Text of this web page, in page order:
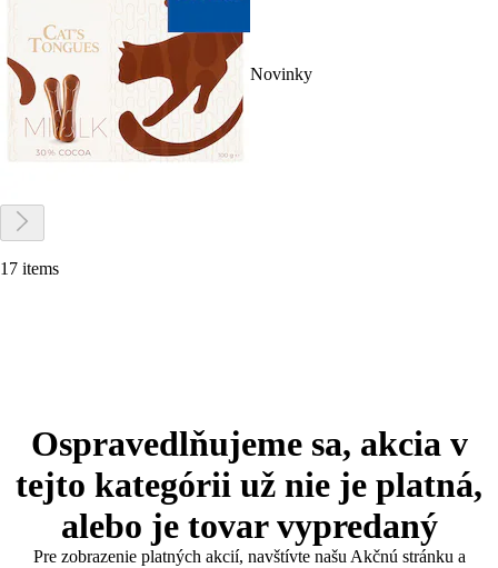
Novinky
17 items
Ospravedlňujeme sa, akcia v
tejto kategórii už nie je platná,
alebo je tovar vypredaný
Pre zobrazenie platných akcií, navštívte našu Akčnú stránku a